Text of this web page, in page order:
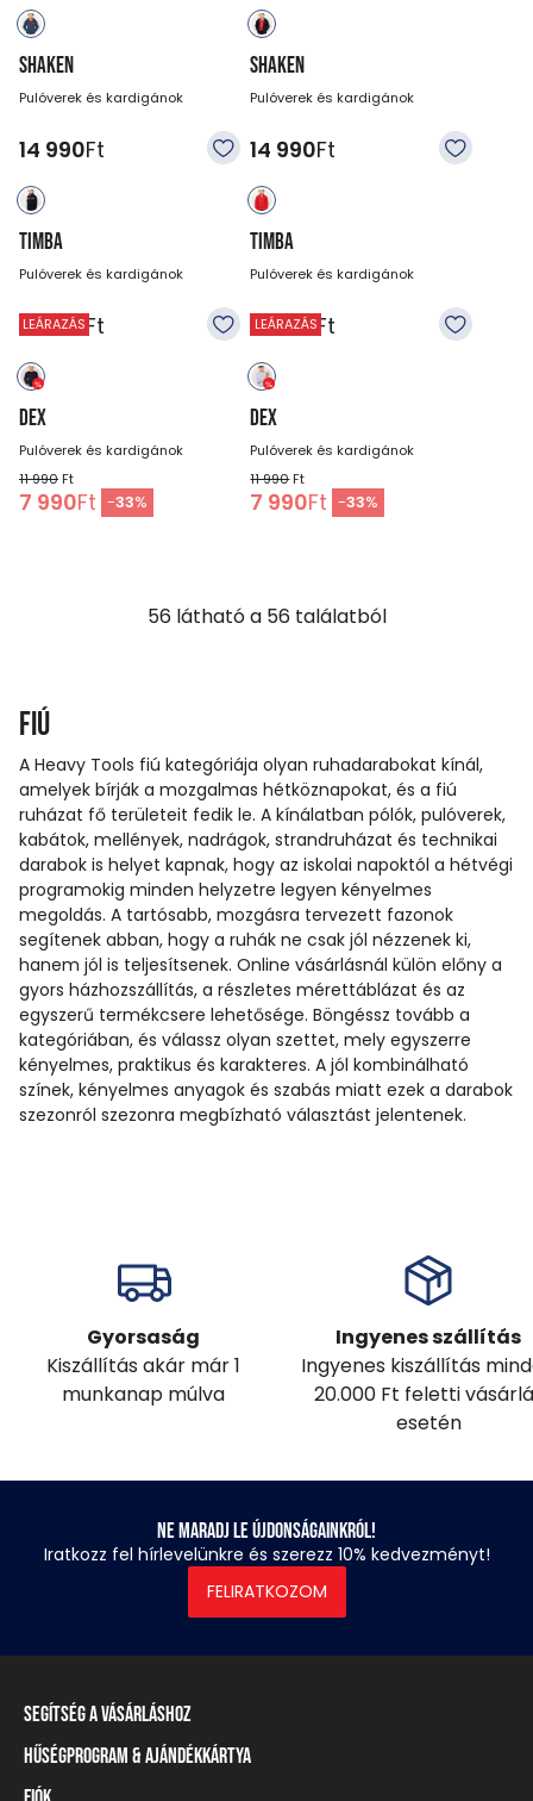
SHAKEN
Pulóverek és kardigánok
14 990Ft
SHAKEN
Pulóverek és kardigánok
14 990Ft
TIMBA
Pulóverek és kardigánok
14 990Ft
TIMBA
Pulóverek és kardigánok
14 990Ft
LEÁRAZÁS
DEX
Pulóverek és kardigánok
11 990 Ft
7 990Ft -33%
LEÁRAZÁS
DEX
Pulóverek és kardigánok
11 990Ft
7 990Ft -33%
56 látható a 56 találatból
Fiú
A Heavy Tools fiú kategóriája olyan ruhadarabokat kínál,
amelyek bírják a mozgalmas hétköznapokat, és a fiú
ruházat fő területeit fedik le. A kínálatban pólók, pulóverek,
kabátok, mellények, nadrágok, strandruházat és technikai
darabok is helyet kapnak, hogy az iskolai napoktól a hétvégi
programokig minden helyzetre legyen kényelmes
megoldás. A tartósabb, mozgásra tervezett fazonok
segítenek abban, hogy a ruhák ne csak jól nézzenek ki,
hanem jól is teljesítsenek. Online vásárlásnál külön előny a
gyors házhozszállítás, a részletes mérettáblázat és az
egyszerű termékcsere lehetősége. Böngéssz tovább a
kategóriában, és válassz olyan szettet, mely egyszerre
kényelmes, praktikus és karakteres. A jól kombinálható
színek, kényelmes anyagok és szabás miatt ezek a darabok
szezonról szezonra megbízható választást jelentenek.
Gyorsaság
Kiszállítás akár már 1
munkanap múlva
Ingyenes szállítás
Ingyenes kiszállítás
20.000 Ft feletti
esetén
Ne maradj le újdonságainkról!
Iratkozz fel hírlevelünkre és szerezz 10% kedvezményt!
FELIRATKOZOM
Segítség a vásárláshoz
Szállítási információ
Fizetési módok
Hűségprogram & Ajándékkártya